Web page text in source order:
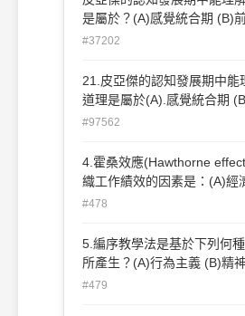
是屬於？(A)感覺統合期 (B)
體運思期 (D)形式運思期
#37202
21.皮亞傑的認知發展期中能
道理是屬於(A).感覺統合期
(C).具體運思期 (D).形式運思
#97562
4.霍桑效應(Hawthorne
織工作績效的因素是：(A)經
與社會因素 (C)生理因素 (D)
#478
5.編序教學法是基於下列何
所產生？(A)行為主義 (B)精
認知學派 (D)人本主義
#479